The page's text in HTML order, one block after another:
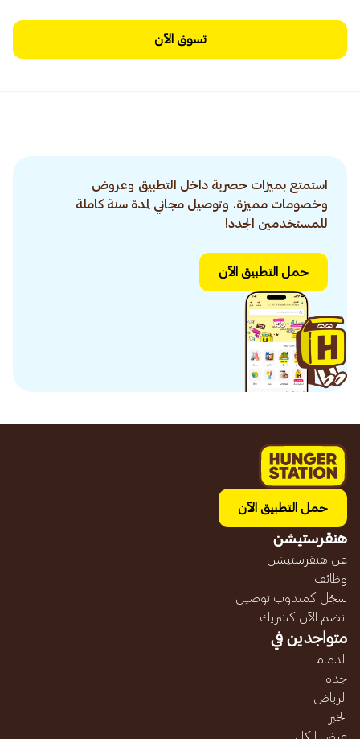
تسوق الآن
استمتع بميزات حصرية داخل التطبيق وعروض
وخصومات مميزة. وتوصيل مجاني لمدة سنة كاملة
للمستخدمين الجدد!
حمل التطبيق الآن
حمل التطبيق الآن
هنقرستيشن
عن هنقرستيشن
وظائف
سجّل كمندوب توصيل
انضم الآن كشريك
متواجدين في
الدمام
جده
الرياض
الخبر